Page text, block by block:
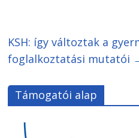
KSH: így változtak a
foglalkoztatási mutatói
Támogatói alap